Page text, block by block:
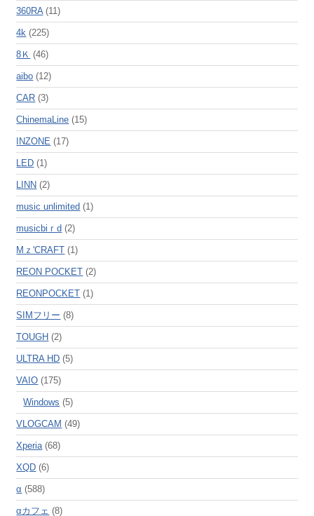
360RA(11)
4k (225)
8Ｋ (46)
aibo (12)
CAR (3)
ChinemaLine (15)
INZONE (17)
LED (1)
LINN (2)
music unlimited (1)
musicbiｒd (2)
Mｚ'CRAFT (1)
REON POCKET (2)
REONPOCKET (1)
SIMフリー (8)
TOUGH (2)
ULTRA HD (5)
VAIO (175)
Windows (5)
VLOGCAM (49)
Xperia(68)
XQD (6)
α (588)
αカフェ (8)